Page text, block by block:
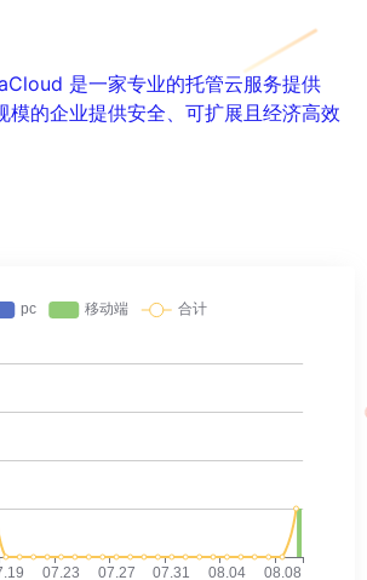
是一家专业的托管云服务提供
模的企业提供安全、可扩展且经济高效